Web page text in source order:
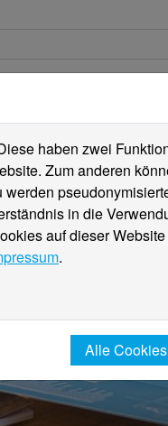
haben zwei
Zum anderen
in die
auf dieser
.
Alle